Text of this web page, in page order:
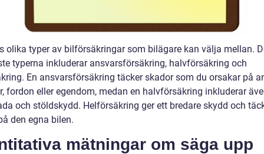
olika typer av bilförsäkringar som bilägare kan välja mellan.
typerna inkluderar ansvarsförsäkring, halvförsäkring och
En ansvarsförsäkring täcker skador som du orsakar på
fordon eller egendom, medan en halvförsäkring inkluderar
och stöldskydd. Helförsäkring ger ett bredare skydd och
den egna bilen.
mätningar om säga upp